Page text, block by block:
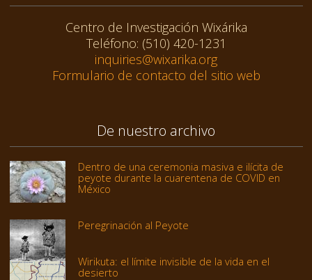
Centro de Investigación Wixárika
Teléfono: (510) 420-1231
inquiries@wixarika.org
Formulario de contacto del sitio web
De nuestro archivo
Dentro de una ceremonia masiva e ilícita de
peyote durante la cuarentena de COVID en
México
Peregrinación al Peyote
Wirikuta: el límite invisible de la vida en el
desierto